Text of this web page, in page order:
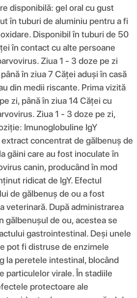
disponibilă: gel oral cu gust
în tuburi de aluminiu pentru a fi
Disponibil în tuburi de 50
în contact cu alte persoane
Ziua 1 - 3 doze pe zi
în ziua 7 Căței aduși în casă
din medii riscante. Prima vizită
zi, până în ziua 14 Căței cu
Ziua 1 - 3 doze pe zi,
Imunoglobuline IgY
concentrat de gălbenuș de
găini care au fost inoculate în
canin, producând în mod
ridicat de IgY. Efectul
de gălbenuș de ou a fost
veterinară. După administrarea
gălbenușul de ou, acestea se
gastrointestinal. Deși unele
pot fi distruse de enzimele
la peretele intestinal, blocând
particulelor virale. În stadiile
protectoare ale